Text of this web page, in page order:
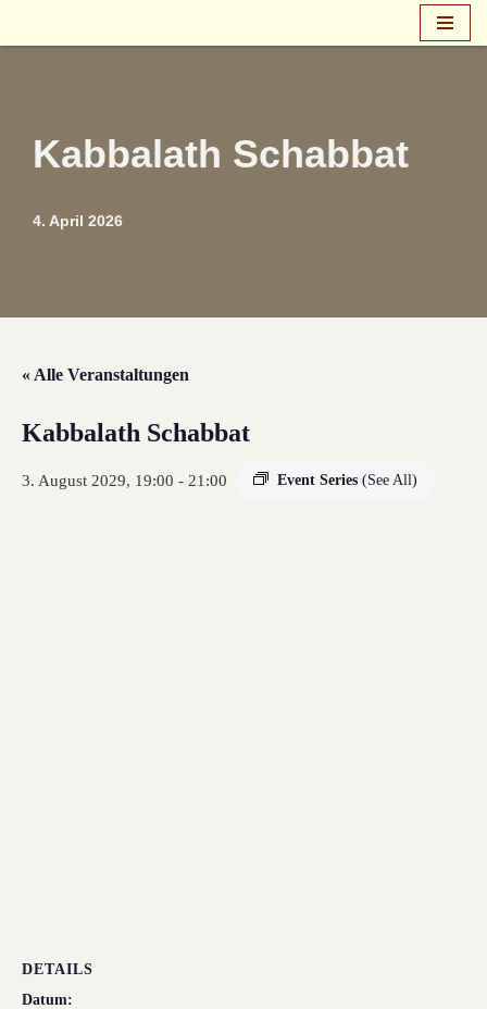
Kabbalath Schabbat
4. April 2026
« Alle Veranstaltungen
Kabbalath Schabbat
3. August 2029, 19:00 - 21:00 Event Series (See All)
DETAILS
Datum: